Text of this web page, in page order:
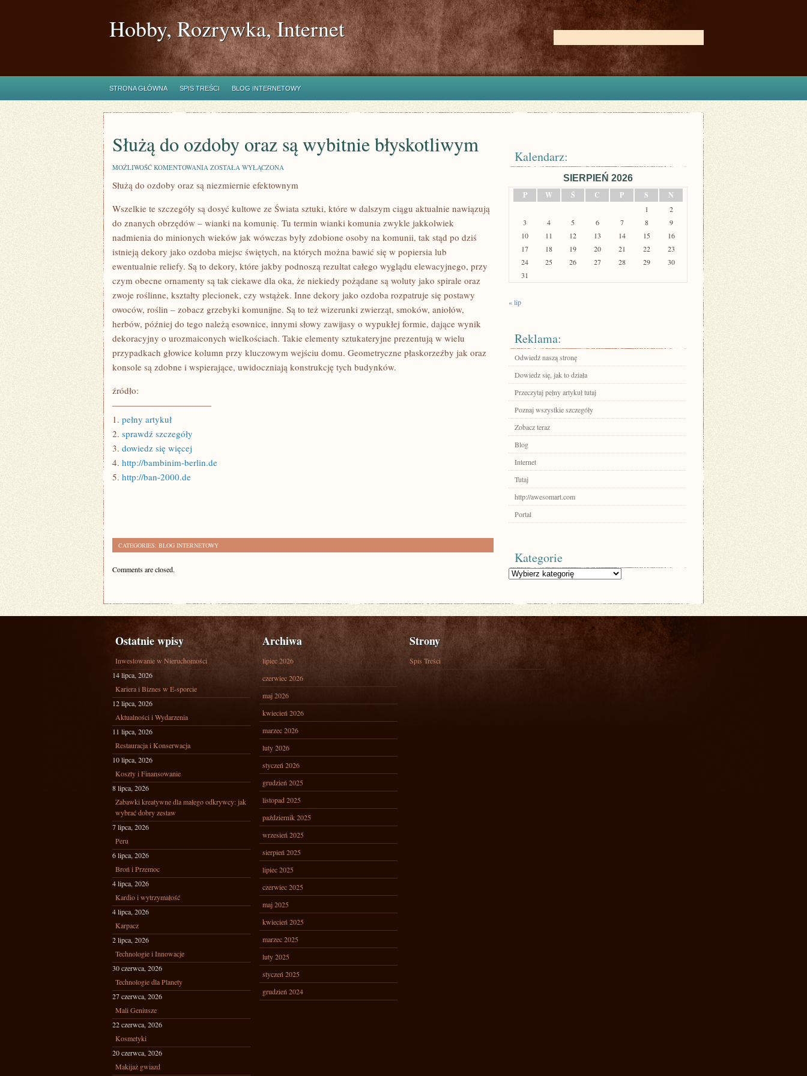
Hobby, Rozrywka, Internet
STRONA GŁÓWNA SPIS TREŚCI BLOG INTERNETOWY
Służą do ozdoby oraz są wybitnie błyskotliwym
MOŻLIWOŚĆ KOMENTOWANIA SŁUŻĄ
OZDOBY
WYBITNIE
BŁYSKOTLIWYM
ZOSTAŁA WYŁĄCZONA
Służą do ozdoby oraz są niezmiernie efektownym
Wszelkie te szczegóły są dosyć kultowe ze Świata sztuki, które w dalszym ciągu aktualnie nawiązują
do znanych obrzędów – wianki na komunię. Tu termin wianki komunia zwykle jakkolwiek
nadmienia do minionych wieków jak wówczas były zdobione osoby na komunii, tak stąd po dziś
istnieją dekory jako ozdoba miejsc świętych, na których można bawić się w popiersia lub
ewentualnie reliefy. Są to dekory, które jakby podnoszą rezultat całego wyglądu elewacyjnego, przy
czym obecne ornamenty są tak ciekawe dla oka, że niekiedy pożądane są woluty jako spirale oraz
zwoje roślinne, kształty plecionek, czy wstążek. Inne dekory jako ozdoba rozpatruje się postawy
owoców, roślin – zobacz grzebyki komunijne. Są to też wizerunki zwierząt, smoków, aniołów,
herbów, później do tego należą esownice, innymi słowy zawijasy o wypukłej formie, dające wynik
dekoracyjny o urozmaiconych wielkościach. Takie elementy sztukateryjne prezentują w wielu
przypadkach głowice kolumn przy kluczowym wejściu domu. Geometryczne płaskorzeźby jak oraz
konsole są zdobne i wspierające, uwidoczniają konstrukcję tych budynków.
źródło:
———————————
1. pełny artykuł
2. sprawdź szczegóły
3. dowiedz się więcej
4. http://bambinim-berlin.de
5. http://ban-2000.de
CATEGORIES: BLOG INTERNETOWY
Comments are closed.
Kalendarz:
SIERPIEŃ 2026
P
W Ś C P S N
1
2
3
4 5 6 7 8
9
10
11 12 13 14 15
16
17
18 19 20 21 22
23
24
25 26 27 28 29
30
31
« lip
Reklama:
Odwiedź naszą stronę
Dowiedz się, jak to działa
Przeczytaj pełny artykuł tutaj
Poznaj wszystkie szczegóły
Zobacz teraz
Blog
Internet
Tutaj
http://awesomart.com
Portal
Kategorie
Kategorie
Ostatnie wpisy
Inwestowanie w Nieruchomości
14 lipca, 2026
Kariera i Biznes w E-sporcie
12 lipca, 2026
Aktualności i Wydarzenia
11 lipca, 2026
Restauracja i Konserwacja
10 lipca, 2026
Koszty i Finansowanie
8 lipca, 2026
Zabawki kreatywne dla małego odkrywcy: jak
wybrać dobry zestaw
7 lipca, 2026
Peru
6 lipca, 2026
Broń i Przemoc
4 lipca, 2026
Kardio i wytrzymałość
4 lipca, 2026
Karpacz
2 lipca, 2026
Technologie i Innowacje
30 czerwca, 2026
Technologie dla Planety
27 czerwca, 2026
Mali Geniusze
22 czerwca, 2026
Kosmetyki
20 czerwca, 2026
Makijaż gwiazd
Archiwa
lipiec 2026
czerwiec 2026
maj 2026
kwiecień 2026
marzec 2026
luty 2026
styczeń 2026
grudzień 2025
listopad 2025
październik 2025
wrzesień 2025
sierpień 2025
lipiec 2025
czerwiec 2025
maj 2025
kwiecień 2025
marzec 2025
luty 2025
styczeń 2025
grudzień 2024
Strony
Spis Treści